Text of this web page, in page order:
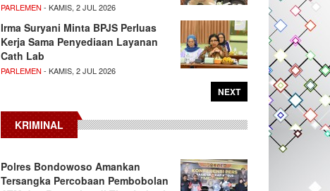
PARLEMEN - KAMIS, 2 JUL 2026
Irma Suryani Minta BPJS Perluas
Kerja Sama Penyediaan Layanan
Cath Lab
PARLEMEN - KAMIS, 2 JUL 2026
NEXT
KRIMINAL
Polres Bondowoso Amankan
Tersangka Percobaan Pembobolan